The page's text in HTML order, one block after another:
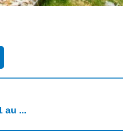
au ...